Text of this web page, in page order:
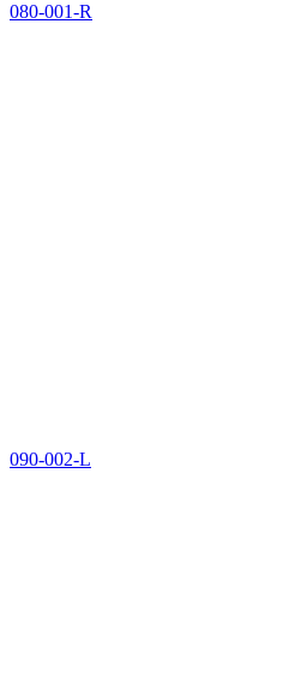
080-001-R
090-002-L